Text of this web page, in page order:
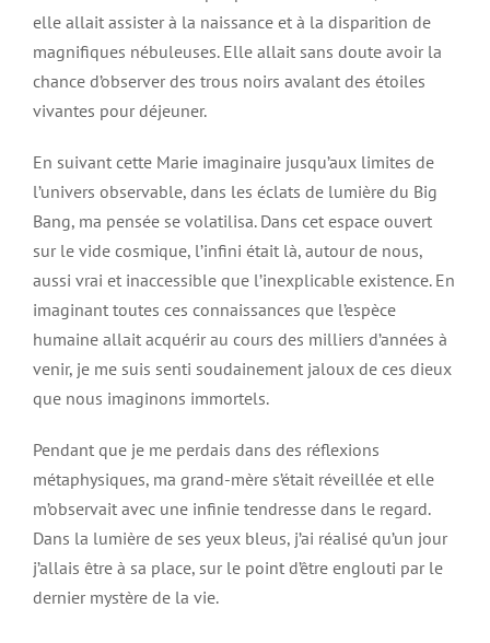
elle allait assister à la naissance et à la disparition de
magnifiques nébuleuses. Elle allait sans doute avoir la
chance d’observer des trous noirs avalant des étoiles
vivantes pour déjeuner.
En suivant cette Marie imaginaire jusqu’aux limites de
l’univers observable, dans les éclats de lumière du Big
Bang, ma pensée se volatilisa. Dans cet espace ouvert
sur le vide cosmique, l’infini était là, autour de nous,
aussi vrai et inaccessible que l’inexplicable existence. En
imaginant toutes ces connaissances que l’espèce
humaine allait acquérir au cours des milliers d’années à
venir, je me suis senti soudainement jaloux de ces dieux
que nous imaginons immortels.
Pendant que je me perdais dans des réflexions
métaphysiques, ma grand-mère s’était réveillée et elle
m’observait avec une infinie tendresse dans le regard.
Dans la lumière de ses yeux bleus, j’ai réalisé qu’un jour
j’allais être à sa place, sur le point d’être englouti par le
dernier mystère de la vie.